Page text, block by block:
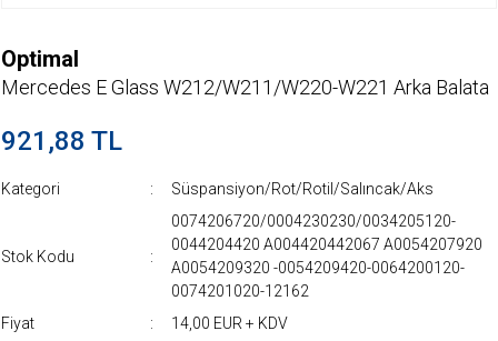
Optimal
Mercedes E Glass W212/W211/W220-W221 Arka Balata
921,88 TL
Kategori Süspansiyon/Rot/Rotil/Salıncak/Aks
Stok Kodu
0074206720/0004230230/0034205120-
0044204420 A004420442067 A0054207920
A0054209320 -0054209420-0064200120-
0074201020-12162
Fiyat
14,00 EUR + KDV